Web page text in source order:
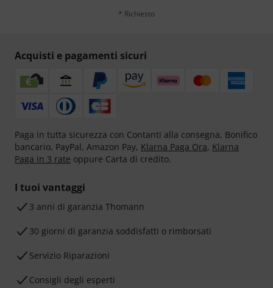
* Richiesto
Acquisti e pagamenti sicuri
Paga in tutta sicurezza con Contanti alla consegna, Bonifico
bancario, PayPal, Amazon Pay, Klarna Paga Ora, Klarna
Paga in 3 rate oppure Carta di credito.
I tuoi vantaggi
3 anni di garanzia Thomann
30 giorni di garanzia soddisfatti o rimborsati
Servizio Riparazioni
Consigli degli esperti